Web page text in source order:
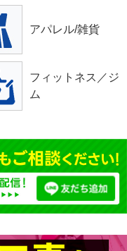
アパレル/雑貨
フィットネス／ジ
ム